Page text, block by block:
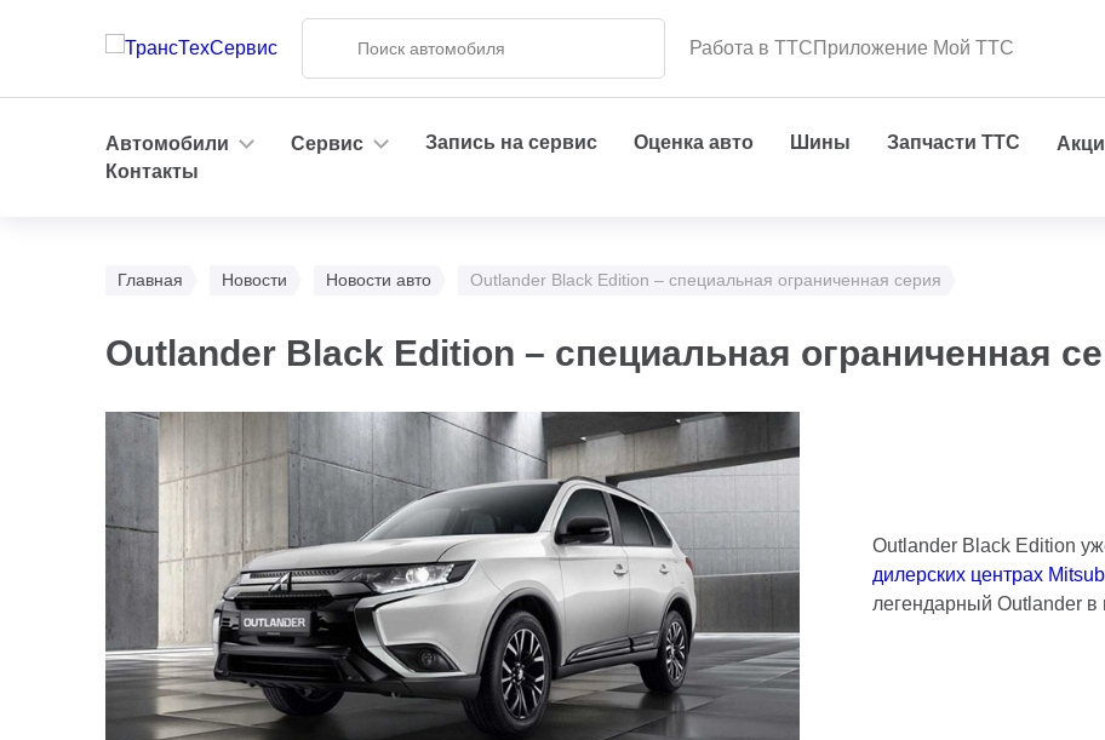
Работа в ТТСПриложение Мой ТТС
Автомобили Сервис Запись на сервис Оценка авто Шины Запчасти ТТС
Контакты
Главная Новости Новости авто Outlander Black Edition – специальная ограниченная серия
Outlander Black Edition – специальная ограниченная
Outlander Black Edition
дилерских центрах
легендарный Outlander